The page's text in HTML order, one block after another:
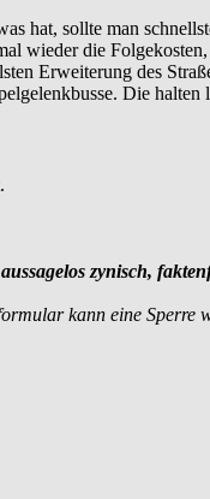
hat, sollte man
wieder die
Erweiterung des
Die halten
zynisch,
kann eine Sperre